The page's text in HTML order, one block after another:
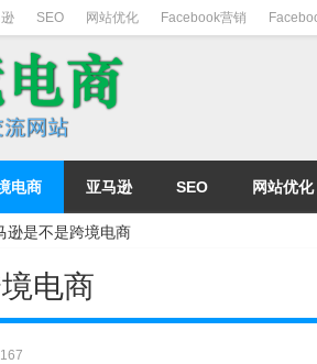
SEO 网站优化 Facebook营销
电商 亚马逊 SEO 网站优化
逊是不是跨境电商
电商